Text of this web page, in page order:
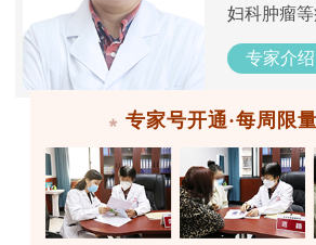
妇科肿瘤等
专家介绍
专家号开通·每周限